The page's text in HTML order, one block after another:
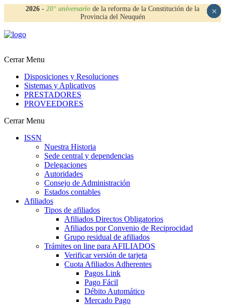
2026 - 20° aniversario de la reforma de la Constitución de la
Provincia del Neuquén
Cerrar Menu
Disposiciones y Resoluciones
Sistemas y Aplicativos
PRESTADORES
PROVEEDORES
Cerrar Menu
ISSN
Nuestra Historia
Sede central y dependencias
Delegaciones
Autoridades
Consejo de Administración
Estados contables
Afiliados
Tipos de afiliados
Afiliados Directos Obligatorios
Afiliados por Convenio de Reciprocidad
Grupo residual de afiliados
Trámites on line para AFILIADOS
Verificar versión de tarjeta
Cuota Afiliados Adherentes
Pagos Link
Pago Fácil
Débito Automático
Mercado Pago
×
×
×
×